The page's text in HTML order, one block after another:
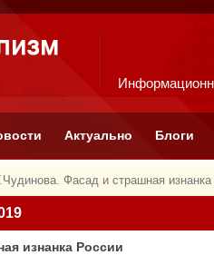
Актуально Блоги
Фасад и страшная
изнанка России